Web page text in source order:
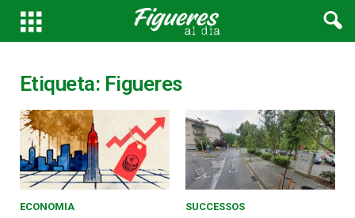
Etiqueta: Figueres
ECONOMIA SUCCESSOS